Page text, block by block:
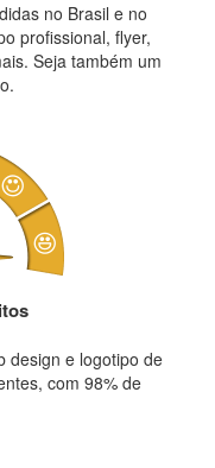
no Brasil e no
profissional, flyer,
Seja também um
design e logotipo de
com 98% de